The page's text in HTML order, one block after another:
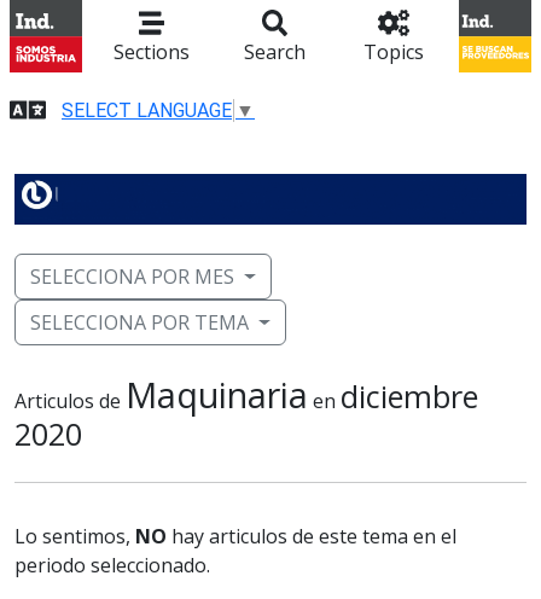
Sections Search Topics
SELECT LANGUAGE ▼
SELECCIONA POR MES
SELECCIONA POR TEMA
Articulos de Maquinaria en diciembre
2020
Lo sentimos, NO hay articulos de este tema en el
periodo seleccionado.